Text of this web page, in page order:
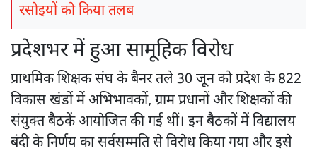
रसोइयों को किया तलब
प्रदेशभर में हुआ सामूहिक विरोध
प्राथमिक शिक्षक संघ के बैनर तले 30 जून को प्रदेश के 822
विकास खंडों में अभिभावकों, ग्राम प्रधानों और शिक्षकों की
संयुक्त बैठकें आयोजित की गई थीं। इन बैठकों में विद्यालय
बंदी के निर्णय का सर्वसम्मति से विरोध किया गया और इसे